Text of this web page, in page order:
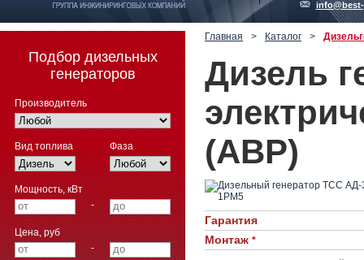
Подбор дизельных
генераторов
Производитель
Вид топлива Фаза
Мощность, кВт
-
Цена, руб
-
Главная > Каталог >
Дизель
(АВР)
Гарантия
Монтаж *